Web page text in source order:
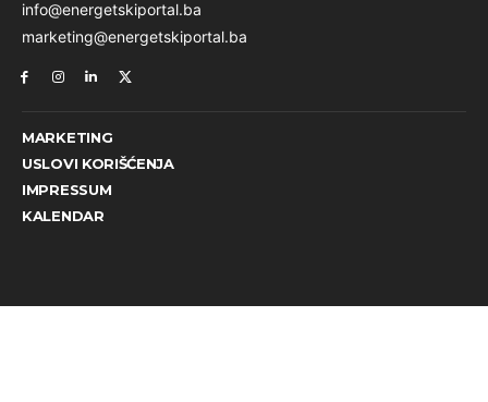
info@energetskiportal.ba
marketing@energetskiportal.ba
MARKETING
USLOVI KORIŠĆENJA
IMPRESSUM
KALENDAR